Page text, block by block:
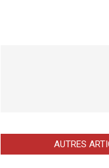
AUTRES